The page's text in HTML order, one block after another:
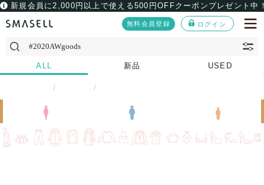
新規会員に2,000円以上で使える500円OFFクーポンプレゼント中
無料会員登録 ログイン
ALL 新品 USED